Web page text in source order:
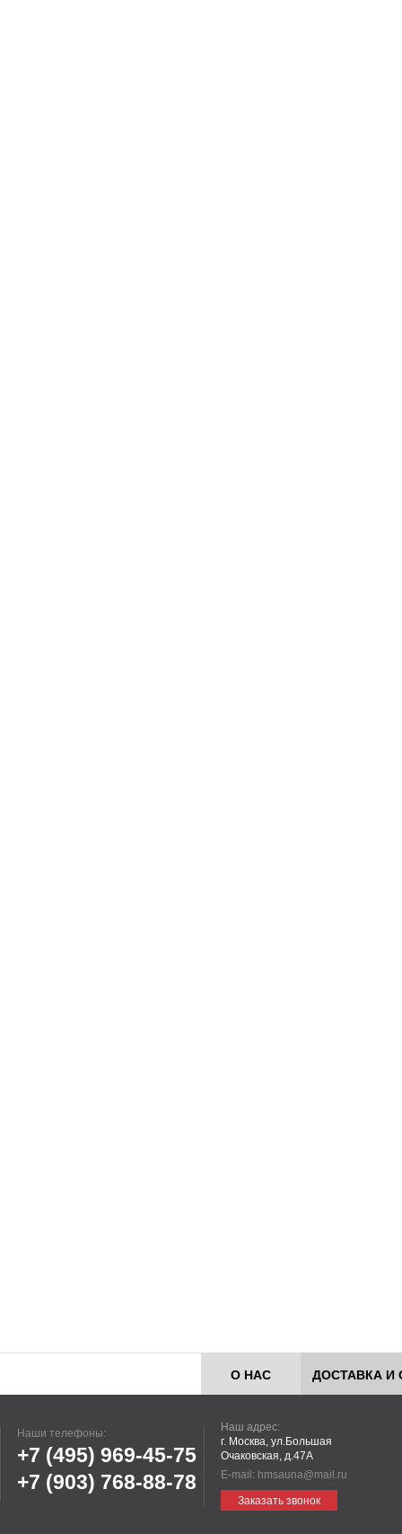
О НАС ДОСТАВКА И
Наши телефоны:
+7 (495) 969-45-75
+7 (903) 768-88-78
Наш адрес:
г. Москва, ул.Большая
Очаковская, д.47А
E-mail: hmsauna@mail.ru
Заказать звонок